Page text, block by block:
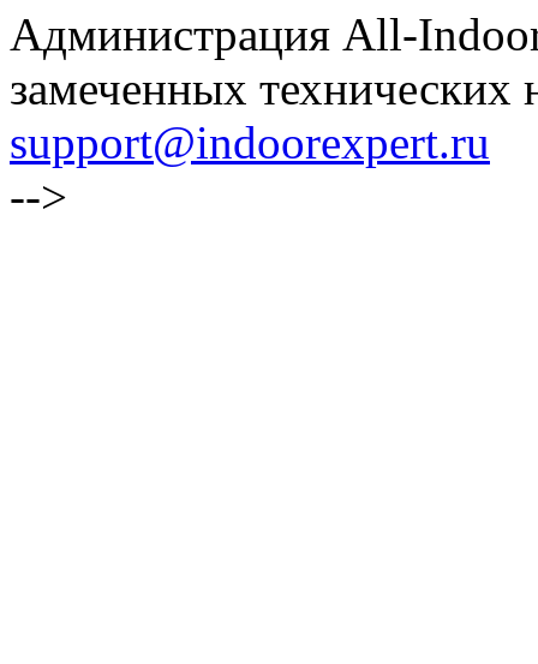
Администрация All-
замеченных технических
support@indoorexpert.ru
-->